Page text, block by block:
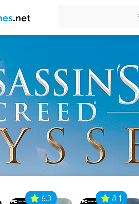
6.3 8.1